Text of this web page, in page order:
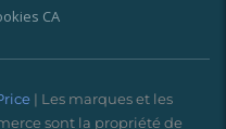
CA
| Les marques et les
sont la propriété de